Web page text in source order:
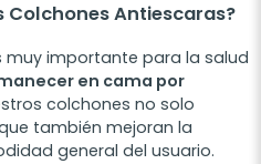
Colchones Antiescaras?
muy importante para la salud
en cama por
colchones no solo
también mejoran la
general del usuario.